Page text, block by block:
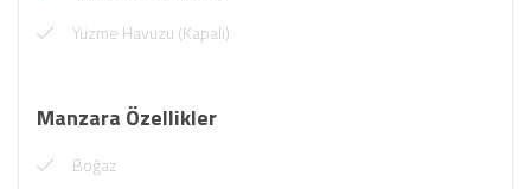
Yüzme Havuzu (Kapalı)
Manzara Özellikler
Boğaz